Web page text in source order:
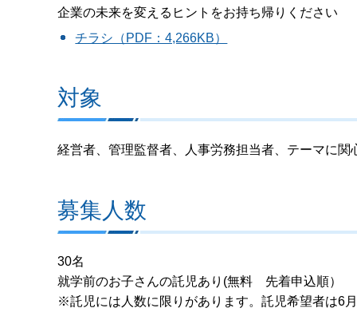
企業の未来を変えるヒントをお持ち帰りください
チラシ（PDF：4,266KB）
対象
経営者、管理監督者、人事労務担当者、テーマに関
募集人数
30名
就学前のお子さんの託児あり(無料 先着申込順）
※託児には人数に限りがあります。託児希望者は6